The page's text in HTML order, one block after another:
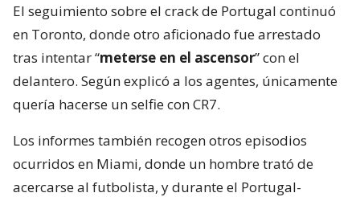
El seguimiento sobre el crack de Portugal continuó
en Toronto, donde otro aficionado fue arrestado
tras intentar “meterse en el ascensor” con el
delantero. Según explicó a los agentes, únicamente
quería hacerse un selfie con CR7.
Los informes también recogen otros episodios
ocurridos en Miami, donde un hombre trató de
acercarse al futbolista, y durante el Portugal-